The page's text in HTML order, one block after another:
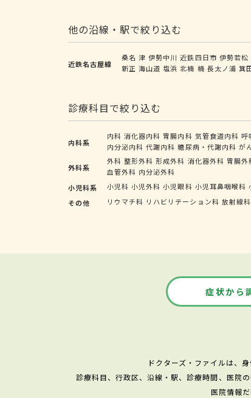
他の沿線・駅で絞り込む
近鉄名古屋線
桑名 津 伊勢中川 近鉄四日市 伊勢若松
新正 海山道 塩浜 北楠 楠 長太ノ浦 箕
診療科目で絞り込む
内科系
内科 消化器内科 胃腸内科 気管食道内科 呼
内分泌内科 代謝内科 糖尿病・代謝内科 が
外科系
外科 整形外科 形成外科 消化器外科 胃腸外
血管外科 内分泌外科
小児科系
小児科 小児外科 小児眼科 小児耳鼻咽喉科
その他
リウマチ科 リハビリテーション科 放射線科
症状から
ドクターズ・ファイルは、
診療科目、行政区、沿線・駅、診療時間、医院
医院情報